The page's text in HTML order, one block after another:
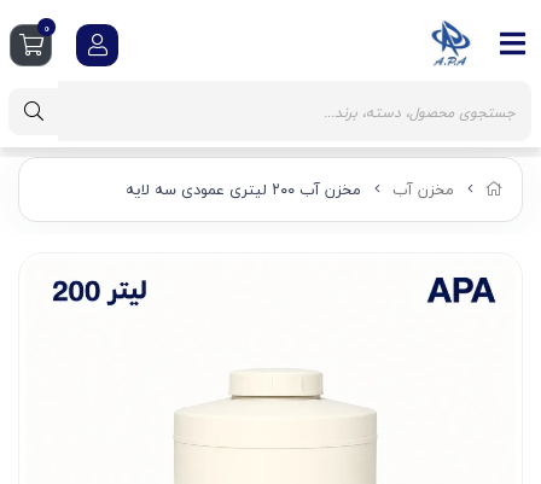
مخزن آب مخزن آب ۲۰۰ لیتری عمودی سه لایه
0